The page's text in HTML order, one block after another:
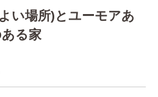
い場所)とユーモアあ
る家